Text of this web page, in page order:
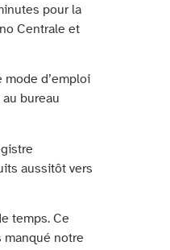
pour la
Centrale et
d’emploi
bureau
aussitôt vers
temps. Ce
manqué notre